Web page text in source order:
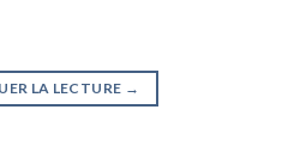
LA LECTURE →